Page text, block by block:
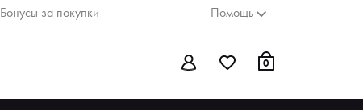
Бонусы за покупки Помощь
0